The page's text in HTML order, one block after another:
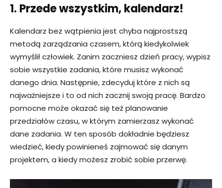
1. Przede wszystkim, kalendarz!
Kalendarz bez wątpienia jest chyba najprostszą
metodą zarządzania czasem, którą kiedykolwiek
wymyślił człowiek. Zanim zaczniesz dzień pracy, wypisz
sobie wszystkie zadania, które musisz wykonać
danego dnia. Następnie, zdecyduj które z nich są
najważniejsze i to od nich zacznij swoją pracę. Bardzo
pomocne może okazać się też planowanie
przedziałów czasu, w którym zamierzasz wykonać
dane zadania. W ten sposób dokładnie będziesz
wiedzieć, kiedy powinieneś zajmować się danym
projektem, a kiedy możesz zrobić sobie przerwę.